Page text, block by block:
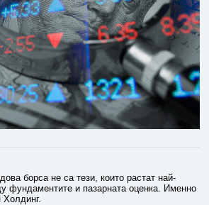
борса не са тези, които растат най-
фундаментите и пазарната оценка. Именно